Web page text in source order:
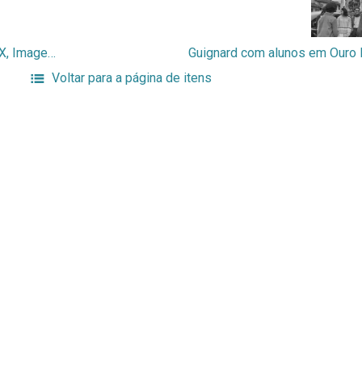
Guignard com alunos em Ouro Preto, Século XX, Imagem fotográfica (digital)
Voltar para a página de itens